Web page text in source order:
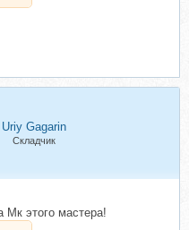
Uriy Gagarin
Складчик
Мк этого мастера!